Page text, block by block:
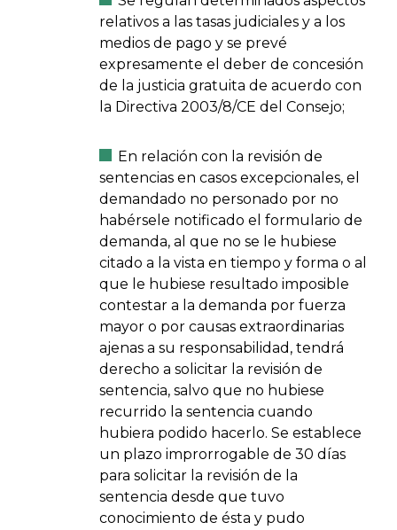
relativos a las tasas judiciales y a los
medios de pago y se prevé
expresamente el deber de concesión
de la justicia gratuita de acuerdo con
la Directiva 2003/8/CE del Consejo;
En relación con la revisión de
sentencias en casos excepcionales, el
demandado no personado por no
habérsele notificado el formulario de
demanda, al que no se le hubiese
citado a la vista en tiempo y forma o al
que le hubiese resultado imposible
contestar a la demanda por fuerza
mayor o por causas extraordinarias
ajenas a su responsabilidad, tendrá
derecho a solicitar la revisión de
sentencia, salvo que no hubiese
recurrido la sentencia cuando
hubiera podido hacerlo. Se establece
un plazo improrrogable de 30 días
para solicitar la revisión de la
sentencia desde que tuvo
conocimiento de ésta y pudo